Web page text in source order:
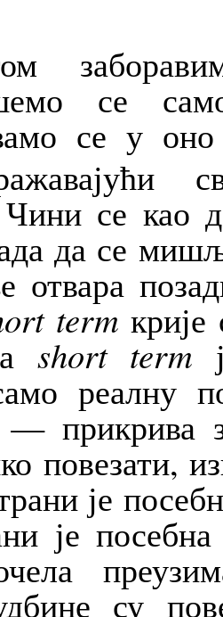
се
се у
Чини се као
да се
отвара
term
short term
—
повезати,
је
је
су